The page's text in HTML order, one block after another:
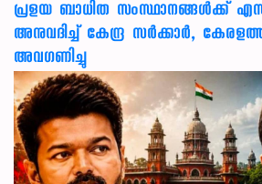
പ്രളയ ബാധിത സംസ്ഥാനങ്ങൾക്ക്
അനുവദിച്ച് കേന്ദ്ര സര്‍ക്കാര്‍,
അവഗണിച്ചു